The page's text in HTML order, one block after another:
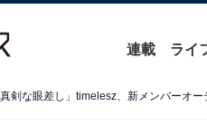
連載 ライ
真剣な眼差し」timelesz、新メンバーオ